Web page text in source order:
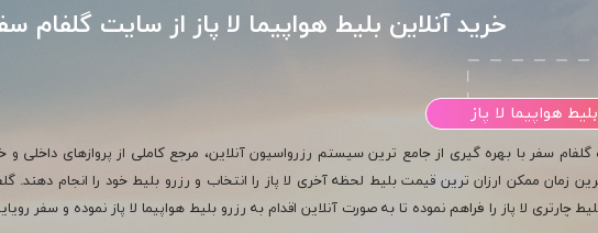
خرید آنلاین بلیط هواپیما لا پاز از سایت گلفام
هواپیما لا پاز
گلفام سفر با بهره گیری از جامع ترین سیستم رزرواسیون آنلاین، مرجع کاملی از پروازهای داخلی و
زمان ممکن ارزان ترین قیمت بلیط لحظه آخری لا پاز را انتخاب و رزرو بلیط خود را انجام دهند.
چارتری لا پاز را فراهم نموده تا به صورت آنلاین اقدام به رزرو بلیط هواپیما لا پاز نموده و سفر